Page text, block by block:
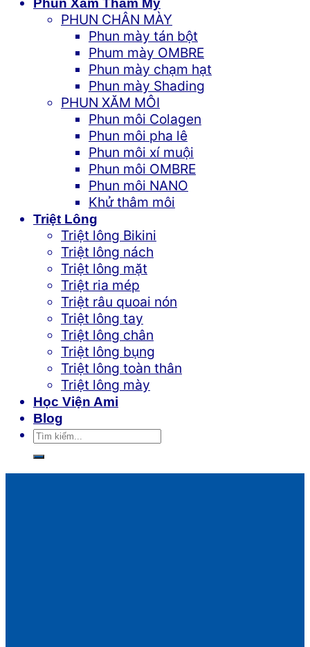
Phun Xăm Thẩm Mỹ
PHUN CHÂN MÀY
Phun mày tán bột
Phum mày OMBRE
Phun mày chạm hạt
Phun mày Shading
PHUN XĂM MÔI
Phun môi Colagen
Phun môi pha lê
Phun môi xí muội
Phun môi OMBRE
Phun môi NANO
Khử thâm môi
Triệt Lông
Triệt lông Bikini
Triệt lông nách
Triệt lông mặt
Triệt ria mép
Triệt râu quoai nón
Triệt lông tay
Triệt lông chân
Triệt lông bụng
Triệt lông toàn thân
Triệt lông mày
Học Viện Ami
Blog